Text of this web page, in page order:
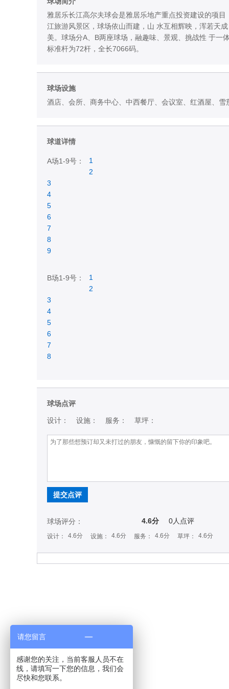
雅居乐长江高尔夫球会是雅居乐地产重点投资建设的项
江旅游风景区，球场依山而建，山 水互相辉映，浑若天
美。球场分A、B两座球场，融趣味、景观、挑战性 于一
标准杆为72杆，全长7066码。
球场设施
酒店、会所、商务中心、中西餐厅、会议室、红酒屋、
球道详情
A场1-9号：
1
2
3
4
5
6
7
8
9
B场1-9号：
1
2
3
4
5
6
7
8
球场点评
设计： 设施： 服务： 草坪：
提交点评
球场评分： 4.6分 0人点评
设计： 4.6分 设施： 4.6分 服务： 4.6分 草坪： 4.6分
请您留言
感谢您的关注，当前客服人员不在
线，请填写一下您的信息，我们会
尽快和您联系。